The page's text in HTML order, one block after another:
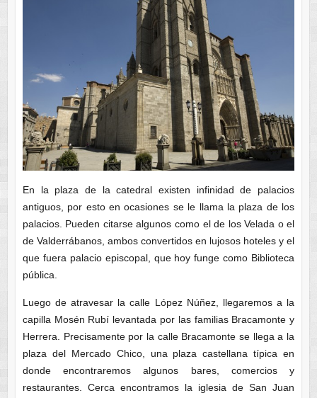
En la plaza de la catedral existen infinidad de palacios
antiguos, por esto en ocasiones se le llama la plaza de los
palacios. Pueden citarse algunos como el de los Velada o el
de Valderrábanos, ambos convertidos en lujosos hoteles y el
que fuera palacio episcopal, que hoy funge como Biblioteca
pública.
Luego de atravesar la calle López Núñez, llegaremos a la
capilla Mosén Rubí levantada por las familias Bracamonte y
Herrera. Precisamente por la calle Bracamonte se llega a la
plaza del Mercado Chico, una plaza castellana típica en
donde encontraremos algunos bares, comercios y
restaurantes. Cerca encontramos la iglesia de San Juan